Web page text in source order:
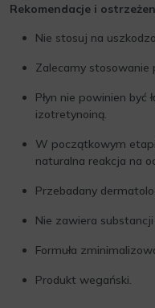
Rekomendacje i
Nie stosuj na
Zalecamy stosowanie
Płyn nie powinien
izotretynoiną.
W początkowym
naturalna reakcja na
Przebadany
Nie zawiera
Formuła
Produkt wegański.